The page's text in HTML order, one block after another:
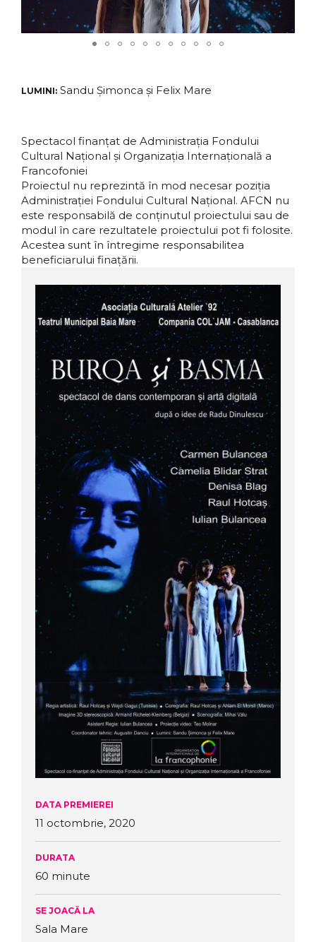
LUMINI: Sandu Șimonca și Felix Mare
Spectacol finanțat de Administrația Fondului
Cultural Național și Organizația Internațională a
Francofoniei
Proiectul nu reprezintă în mod necesar poziţia
Administrației Fondului Cultural Național. AFCN nu
este responsabilă de conținutul proiectului sau de
modul în care rezultatele proiectului pot fi folosite.
Acestea sunt în întregime responsabilitea
beneficiarului finațării.
DATA PREMIEREI
11 octombrie, 2020
DURATA
60 minute
SE JOACĂ LA
Sala Mare